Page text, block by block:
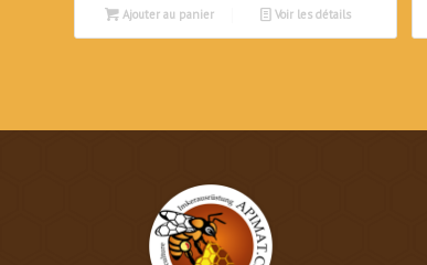
Ajouter au panier Voir les détails